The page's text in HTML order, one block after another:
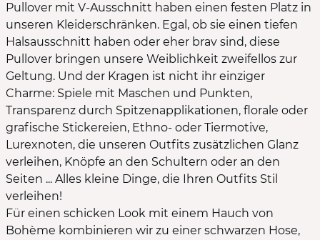
Pullover mit V-Ausschnitt haben einen festen Platz in
unseren Kleiderschränken. Egal, ob sie einen tiefen
Halsausschnitt haben oder eher brav sind, diese
Pullover bringen unsere Weiblichkeit zweifellos zur
Geltung. Und der Kragen ist nicht ihr einziger
Charme: Spiele mit Maschen und Punkten,
Transparenz durch Spitzenapplikationen, florale oder
grafische Stickereien, Ethno- oder Tiermotive,
Lurexnoten, die unseren Outfits zusätzlichen Glanz
verleihen, Knöpfe an den Schultern oder an den
Seiten ... Alles kleine Dinge, die Ihren Outfits Stil
verleihen!
Für einen schicken Look mit einem Hauch von
Bohème kombinieren wir zu einer schwarzen Hose,